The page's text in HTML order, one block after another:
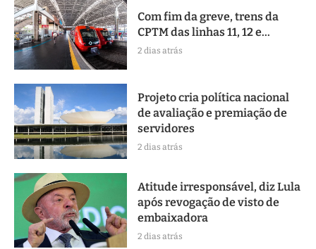
Com fim da greve, trens da
CPTM das linhas 11, 12 e...
2 dias atrás
Projeto cria política nacional
de avaliação e premiação de
servidores
2 dias atrás
Atitude irresponsável, diz Lula
após revogação de visto de
embaixadora
2 dias atrás